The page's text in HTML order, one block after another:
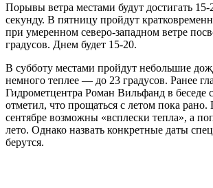
Порывы ветра местами будут достигать 15-
секунду. В пятницу пройдут
при умеренном северо-западном ветре
градусов. Днем будет 15-20.
В субботу местами пройдут небольшие
немного теплее — до 23 градусов. Ранее
Гидрометцентра Роман Вильфанд в беседе
отметил, что прощаться с летом пока рано.
сентябре возможны «всплески тепла», а
лето. Однако назвать конкретные даты
берутся.